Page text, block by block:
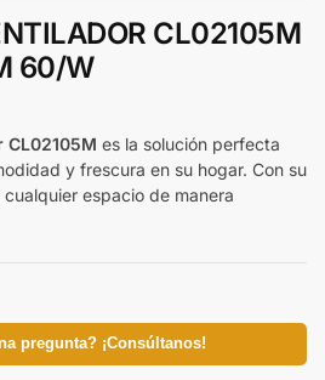
CL02105M
60/W
CL02105M es la solución perfecta
y frescura en su hogar. Con su
espacio de manera
pregunta? ¡Consúltanos!